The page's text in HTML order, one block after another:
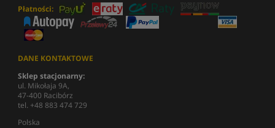
Płatności:
DANE KONTAKTOWE
Sklep stacjonarny:
ul. Mikołaja 9A,
47-400 Racibórz
tel. +48 883 474 729
Polska